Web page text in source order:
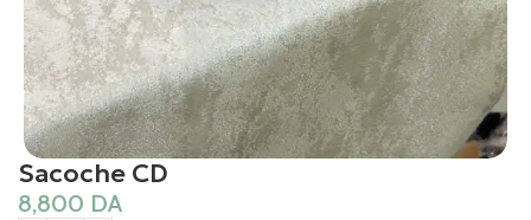
Sacoche CD
8,800 DA